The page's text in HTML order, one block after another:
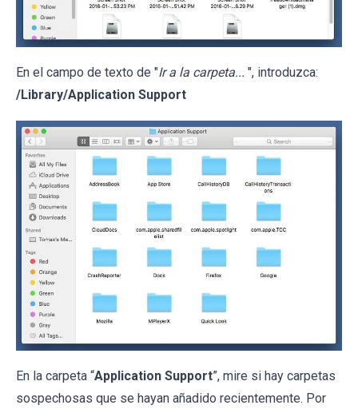
En el campo de texto de "Ir a la carpeta... ", introduzca:
/Library/Application Support
En la carpeta “Application Support”, mire si hay carpetas
sospechosas que se hayan añadido recientemente. Por